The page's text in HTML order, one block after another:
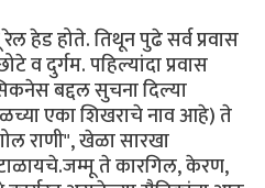
हेड होते. तिथून पुढे सर्व प्रवास
व दुर्गम. पहिल्यांदा प्रवास
बद्दल सुचना दिल्या
एका शिखराचे नाव आहे) ते
राणी", खेळा सारखा
ते कारगिल, केरण,